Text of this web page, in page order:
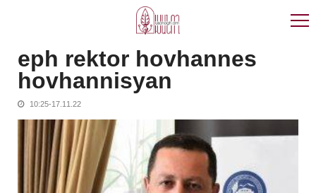
eph rektor hovhannes
hovhannisyan
10:25-17.11.22